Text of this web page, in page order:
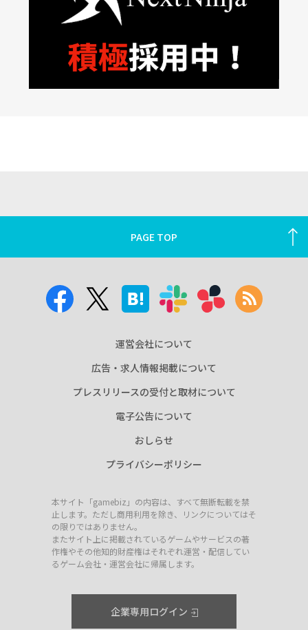
PAGE TOP
運営会社について
広告・求人情報掲載について
プレスリリースの受付と取材について
電子公告について
おしらせ
プライバシーポリシー
本サイト「gamebiz」の内容は、すべて無断転載を禁
止します。ただし商用利用を除き、リンクについてはそ
の限りではありません。
またサイト上に掲載されているゲームやサービスの著
作権やその他知的財産権はそれぞれ運営・配信してい
るゲーム会社・運営会社に帰属します。
企業専用ログイン